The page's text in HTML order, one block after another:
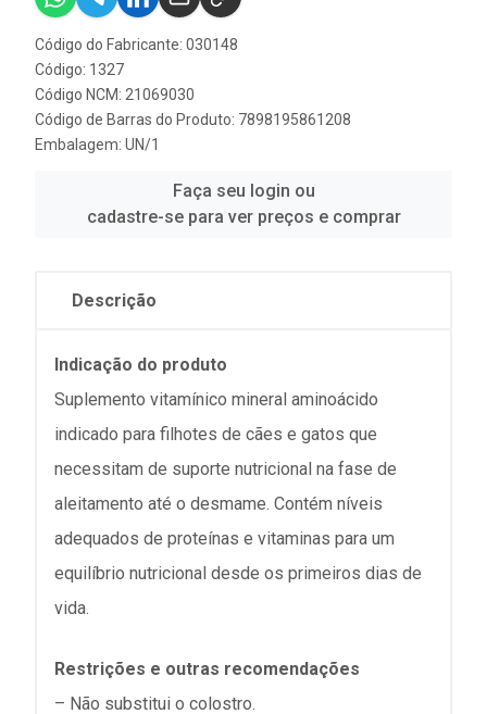
Código do Fabricante: 030148
Código: 1327
Código NCM: 21069030
Código de Barras do Produto: 7898195861208
Embalagem: UN/1
Faça seu login ou
cadastre-se para ver preços e comprar
Descrição
Indicação do produto
Suplemento vitamínico mineral aminoácido
indicado para filhotes de cães e gatos que
necessitam de suporte nutricional na fase de
aleitamento até o desmame. Contém níveis
adequados de proteínas e vitaminas para um
equilíbrio nutricional desde os primeiros dias de
vida.
Restrições e outras recomendações
– Não substitui o colostro.